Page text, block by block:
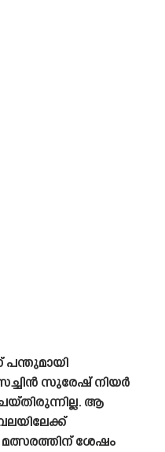
സുരേഷ് നിയർ
ആ
ശേഷം